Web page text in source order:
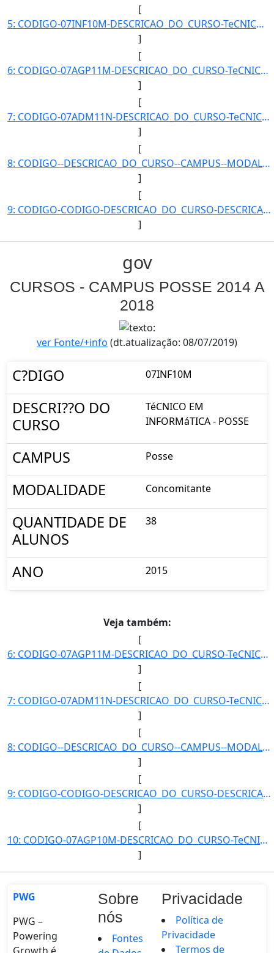
[
5: CODIGO-07INF10M-DESCRICAO_DO_CURSO-TeCNICO_EM_INFORMaTICA_-_POSSE-CAMPUS-Posse-MODALIDADE-Concomitan]
]
[
6: CODIGO-07AGP11M-DESCRICAO_DO_CURSO-TeCNICO_EM_AGROPECUaRIA_-_POSSE-CAMPUS-Posse-MODALIDADE-Concomita]
]
[
7: CODIGO-07ADM11N-DESCRICAO_DO_CURSO-TeCNICO_EM_ADMINISTRAcaO_-_POSSE-CAMPUS-Posse-MODALIDADE-Concomit]
]
[
8: CODIGO--DESCRICAO_DO_CURSO--CAMPUS--MODALIDADE--QUANTIDADE_DE_ALUNOS-}]
]
[
9: CODIGO-CODIGO-DESCRICAO_DO_CURSO-DESCRICAO_DO_CURSO-CAMPUS-CAMPUS-MODALIDADE-MODALIDADE-QUANTIDADE_D]
]
gov
CURSOS - CAMPUS POSSE 2014 A
2018
ver Fonte/+info (dt.atualização: 08/07/2019)
C?DIGO 07INF10M
DESCRI??O DO
CURSO
TéCNICO EM
INFORMáTICA - POSSE
CAMPUS Posse
MODALIDADE Concomitante
QUANTIDADE DE
ALUNOS
38
ANO 2015
Veja também:
[
6: CODIGO-07AGP11M-DESCRICAO_DO_CURSO-TeCNICO_EM_AGROPECUaRIA_-_POSSE-CAMPUS-Posse-MODALIDADE-Concomita]
]
[
7: CODIGO-07ADM11N-DESCRICAO_DO_CURSO-TeCNICO_EM_ADMINISTRAcaO_-_POSSE-CAMPUS-Posse-MODALIDADE-Concomit]
]
[
8: CODIGO--DESCRICAO_DO_CURSO--CAMPUS--MODALIDADE--QUANTIDADE_DE_ALUNOS-}]
]
[
9: CODIGO-CODIGO-DESCRICAO_DO_CURSO-DESCRICAO_DO_CURSO-CAMPUS-CAMPUS-MODALIDADE-MODALIDADE-QUANTIDADE_D]
]
[
10: CODIGO-07AGP10M-DESCRICAO_DO_CURSO-TeCNICO_EM_AGROPECUaRIA_INTEGRADO_AO_ENSINO_MeDIO_-_POSSE-CAMPUS-]
]
PWG
PWG –
Powering
Growth é
Sobre
nós
Fontes
Privacidade
Política de
Privacidade
Termos de